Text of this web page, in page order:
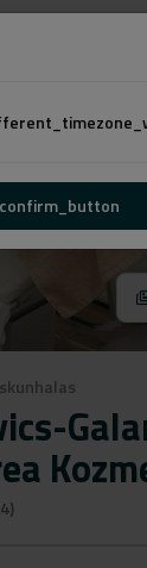
confirm_button